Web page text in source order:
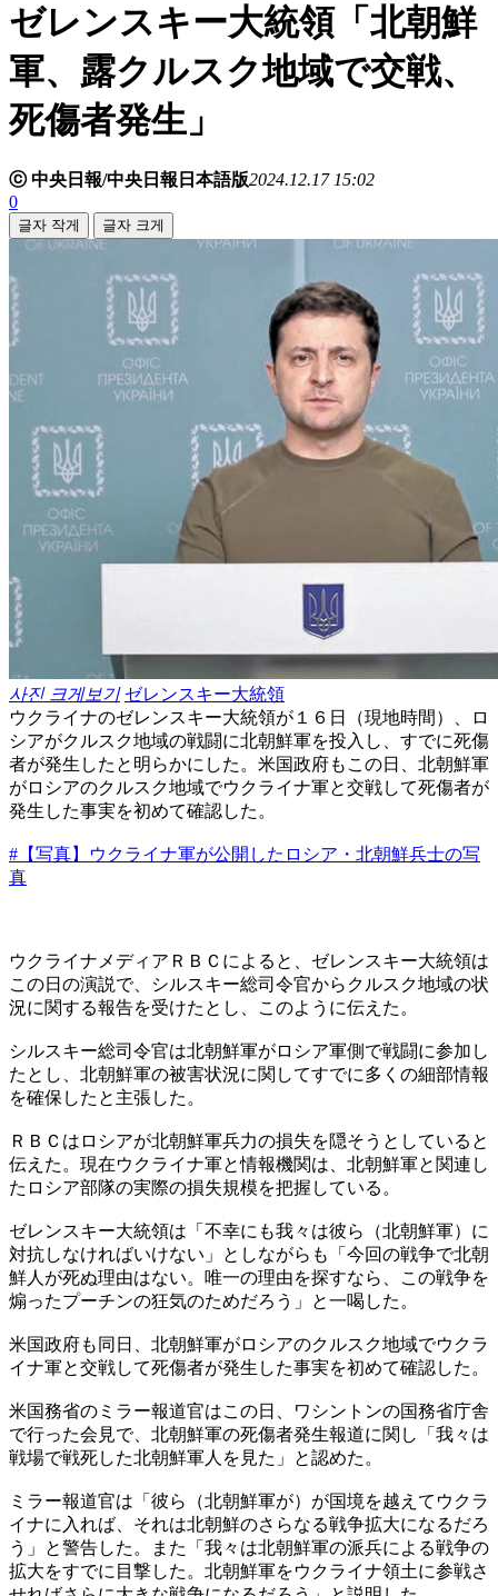
ゼレンスキー大統領「北朝鮮
軍、露クルスク地域で交戦、
死傷者発生」
ⓒ 中央日報/中央日報日本語版2024.12.17 15:02
0
글자 작게 글자 크게
사진 크게보기 ゼレンスキー大統領
ウクライナのゼレンスキー大統領が１６日（現地時間）、ロ
シアがクルスク地域の戦闘に北朝鮮軍を投入し、すでに死傷
者が発生したと明らかにした。米国政府もこの日、北朝鮮軍
がロシアのクルスク地域でウクライナ軍と交戦して死傷者が
発生した事実を初めて確認した。
#【写真】ウクライナ軍が公開したロシア・北朝鮮兵士の写
真
ウクライナメディアＲＢＣによると、ゼレンスキー大統領は
この日の演説で、シルスキー総司令官からクルスク地域の状
況に関する報告を受けたとし、このように伝えた。
シルスキー総司令官は北朝鮮軍がロシア軍側で戦闘に参加し
たとし、北朝鮮軍の被害状況に関してすでに多くの細部情報
を確保したと主張した。
ＲＢＣはロシアが北朝鮮軍兵力の損失を隠そうとしていると
伝えた。現在ウクライナ軍と情報機関は、北朝鮮軍と関連し
たロシア部隊の実際の損失規模を把握している。
ゼレンスキー大統領は「不幸にも我々は彼ら（北朝鮮軍）に
対抗しなければいけない」としながらも「今回の戦争で北朝
鮮人が死ぬ理由はない。唯一の理由を探すなら、この戦争を
煽ったプーチンの狂気のためだろう」と一喝した。
米国政府も同日、北朝鮮軍がロシアのクルスク地域でウクラ
イナ軍と交戦して死傷者が発生した事実を初めて確認した。
米国務省のミラー報道官はこの日、ワシントンの国務省庁舎
で行った会見で、北朝鮮軍の死傷者発生報道に関し「我々は
戦場で戦死した北朝鮮軍人を見た」と認めた。
ミラー報道官は「彼ら（北朝鮮軍が）が国境を越えてウクラ
イナに入れば、それは北朝鮮のさらなる戦争拡大になるだろ
う」と警告した。また「我々は北朝鮮軍の派兵による戦争の
拡大をすでに目撃した。北朝鮮軍をウクライナ領土に参戦さ